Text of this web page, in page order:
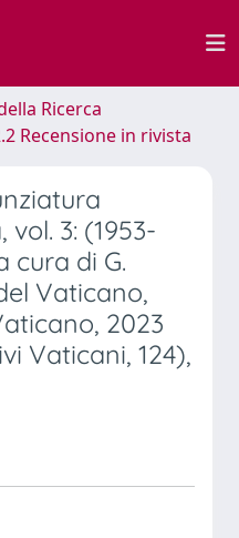
Ricerca
Recensione in rivista
3: (1953-
cura di G.
Vaticano,
2023
Vaticani, 124),